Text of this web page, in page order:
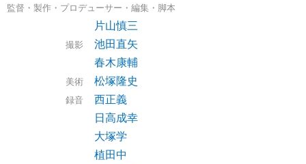
監督・製作・プロデューサー・編集・脚本
片山慎三
撮影
池田直矢
春木康輔
美術 松塚隆史
録音
西正義
日高成幸
大塚学
植田中